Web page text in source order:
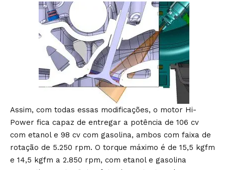
Assim, com todas essas modificações, o motor Hi-
Power fica capaz de entregar a potência de 106 cv
com etanol e 98 cv com gasolina, ambos com faixa de
rotação de 5.250 rpm. O torque máximo é de 15,5 kgfm
e 14,5 kgfm a 2.850 rpm, com etanol e gasolina